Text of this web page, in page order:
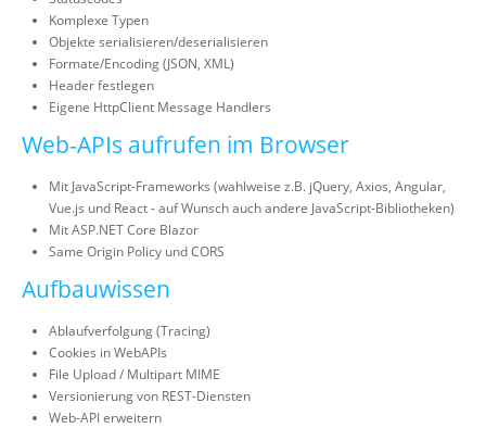
Komplexe Typen
Objekte serialisieren/deserialisieren
Formate/Encoding (JSON, XML)
Header festlegen
Eigene HttpClient Message Handlers
Web-APIs aufrufen im Browser
Mit JavaScript-Frameworks (wahlweise z.B. jQuery, Axios, Angular,
Vue.js und React - auf Wunsch auch andere JavaScript-Bibliotheken)
Mit ASP.NET Core Blazor
Same Origin Policy und CORS
Aufbauwissen
Ablaufverfolgung (Tracing)
Cookies in WebAPIs
File Upload / Multipart MIME
Versionierung von REST-Diensten
Web-API erweitern